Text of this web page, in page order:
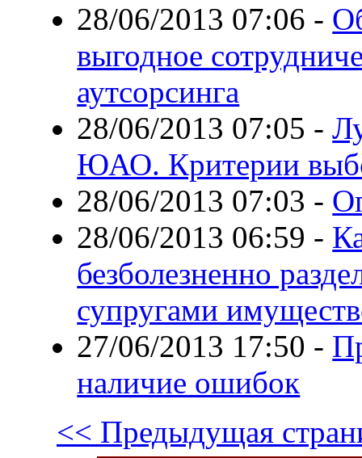
28/06/2013 07:06 -
выгодное
аутсорсинга
28/06/2013 07:05 -
ЮАО. Критерии
28/06/2013 07:03 -
28/06/2013 06:59 -
безболезненно
супругами
27/06/2013 17:50 -
наличие ошибок
<< Предыдущая